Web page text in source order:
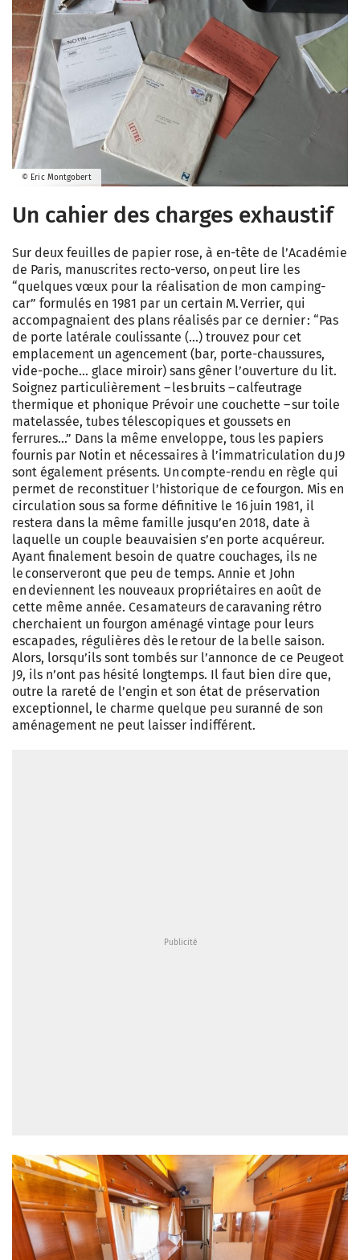
© Eric Montgobert
Un cahier des charges exhaustif
Sur deux feuilles de papier rose, à en-tête de ­l’Académie
de Paris, manuscrites recto-verso, on peut lire les
“quelques vœux pour la réalisation de mon camping-
car” formulés en 1981 par un certain M. Verrier, qui
accompagnaient des plans réalisés par ce dernier : “Pas
de porte latérale coulissante (…) trouvez pour cet
emplacement un agencement (bar, porte-chaussures,
vide-poche… glace miroir) sans gêner l’ouverture du lit.
Soignez particulièrement – les bruits – calfeutrage
thermique et phonique Prévoir une couchette – sur toile
matelassée, tubes télescopiques et goussets en
ferrures…” Dans la même enveloppe, tous les papiers
fournis par Notin et nécessaires à l’immatriculation du J9
sont également présents. Un compte-rendu en règle qui
permet de reconstituer l’historique de ce fourgon. Mis en
circulation sous sa forme définitive le 16 juin 1981, il
restera dans la même famille jusqu’en 2018, date à
laquelle un couple beauvaisien s’en porte acquéreur.
Ayant finalement besoin de quatre couchages, ils ne
le conserveront que peu de temps. Annie et John
en deviennent les nouveaux propriétaires en août de
cette même année. Ces amateurs de caravaning rétro
cherchaient un fourgon aménagé vintage pour leurs
escapades, régulières dès le retour de la belle saison.
Alors, lorsqu’ils sont tombés sur l’annonce de ce Peugeot
J9, ils n’ont pas hésité longtemps. Il faut bien dire que,
outre la rareté de l’engin et son état de préservation
exceptionnel, le charme quelque peu suranné de son
aménagement ne peut laisser indifférent.